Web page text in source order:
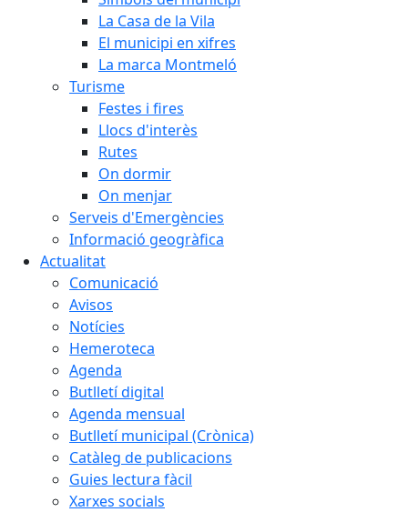
La Casa de la Vila
El municipi en xifres
La marca Montmeló
Turisme
Festes i fires
Llocs d'interès
Rutes
On dormir
On menjar
Serveis d'Emergències
Informació geogràfica
Actualitat
Comunicació
Avisos
Notícies
Hemeroteca
Agenda
Butlletí digital
Agenda mensual
Butlletí municipal (Crònica)
Catàleg de publicacions
Guies lectura fàcil
Xarxes socials